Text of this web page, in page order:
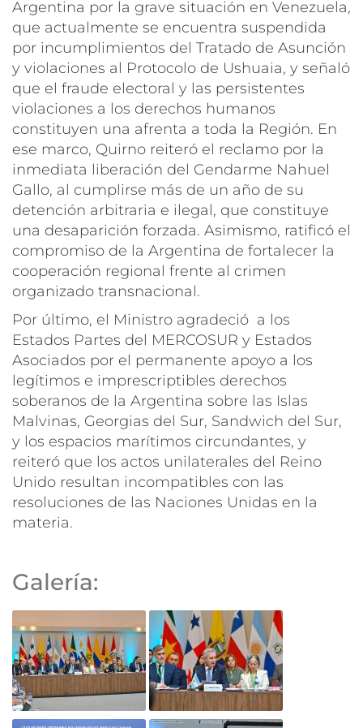
Argentina por la grave situación en Venezuela,
que actualmente se encuentra suspendida
por incumplimientos del Tratado de Asunción
y violaciones al Protocolo de Ushuaia, y señaló
que el fraude electoral y las persistentes
violaciones a los derechos humanos
constituyen una afrenta a toda la Región. En
ese marco, Quirno reiteró el reclamo por la
inmediata liberación del Gendarme Nahuel
Gallo, al cumplirse más de un año de su
detención arbitraria e ilegal, que constituye
una desaparición forzada. Asimismo, ratificó el
compromiso de la Argentina de fortalecer la
cooperación regional frente al crimen
organizado transnacional.
Por último, el Ministro agradeció a los
Estados Partes del MERCOSUR y Estados
Asociados por el permanente apoyo a los
legítimos e imprescriptibles derechos
soberanos de la Argentina sobre las Islas
Malvinas, Georgias del Sur, Sandwich del Sur,
y los espacios marítimos circundantes, y
reiteró que los actos unilaterales del Reino
Unido resultan incompatibles con las
resoluciones de las Naciones Unidas en la
materia.
Galería: